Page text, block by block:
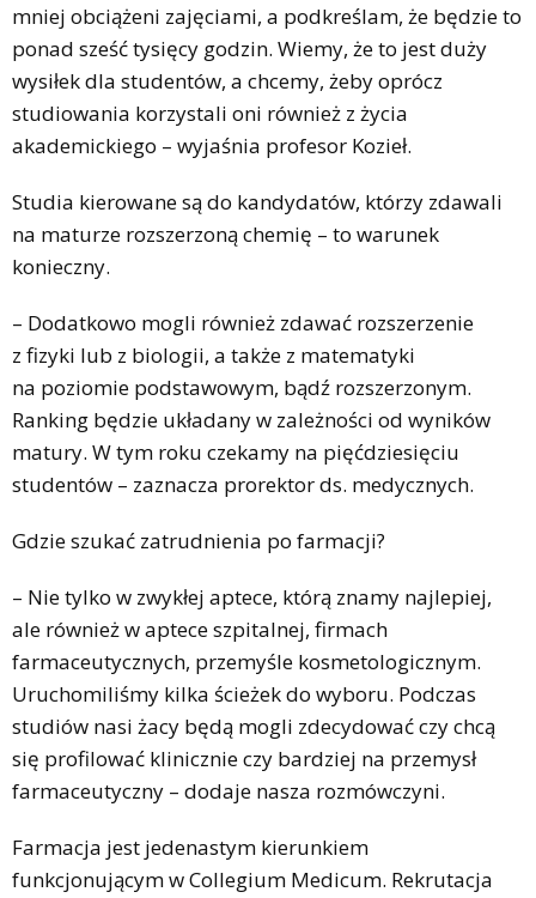
mniej obciążeni zajęciami, a podkreślam, że będzie to
ponad sześć tysięcy godzin. Wiemy, że to jest duży
wysiłek dla studentów, a chcemy, żeby oprócz
studiowania korzystali oni również z życia
akademickiego – wyjaśnia profesor Kozieł.
Studia kierowane są do kandydatów, którzy zdawali
na maturze rozszerzoną chemię – to warunek
konieczny.
– Dodatkowo mogli również zdawać rozszerzenie
z fizyki lub z biologii, a także z matematyki
na poziomie podstawowym, bądź rozszerzonym.
Ranking będzie układany w zależności od wyników
matury. W tym roku czekamy na pięćdziesięciu
studentów – zaznacza prorektor ds. medycznych.
Gdzie szukać zatrudnienia po farmacji?
– Nie tylko w zwykłej aptece, którą znamy najlepiej,
ale również w aptece szpitalnej, firmach
farmaceutycznych, przemyśle kosmetologicznym.
Uruchomiliśmy kilka ścieżek do wyboru. Podczas
studiów nasi żacy będą mogli zdecydować czy chcą
się profilować klinicznie czy bardziej na przemysł
farmaceutyczny – dodaje nasza rozmówczyni.
Farmacja jest jedenastym kierunkiem
funkcjonującym w Collegium Medicum. Rekrutacja